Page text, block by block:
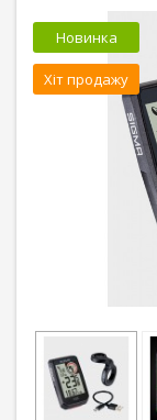
Новинка
Хіт продажу